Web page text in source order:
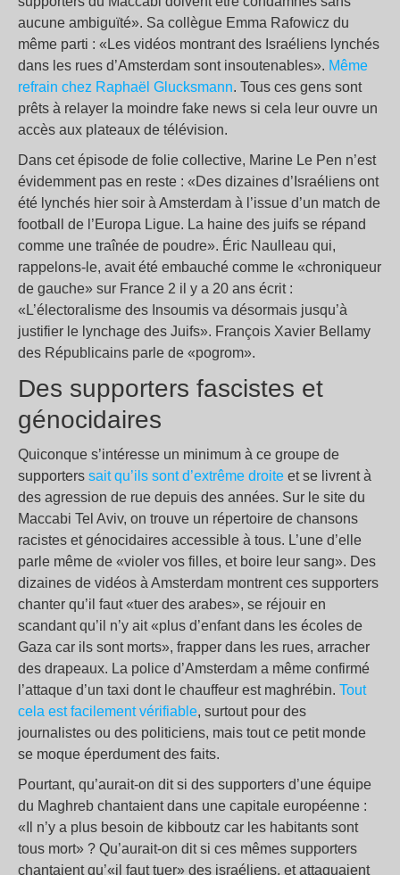
aucune ambiguïté». Sa collègue Emma Rafowicz du
même parti : «Les vidéos montrant des Israéliens lynchés
dans les rues d’Amsterdam sont insoutenables». Même
refrain chez Raphaël Glucksmann. Tous ces gens sont
prêts à relayer la moindre fake news si cela leur ouvre un
accès aux plateaux de télévision.
Dans cet épisode de folie collective, Marine Le Pen n’est
évidemment pas en reste : «Des dizaines d’Israéliens ont
été lynchés hier soir à Amsterdam à l’issue d’un match de
football de l’Europa Ligue. La haine des juifs se répand
comme une traînée de poudre». Éric Naulleau qui,
rappelons-le, avait été embauché comme le «chroniqueur
de gauche» sur France 2 il y a 20 ans écrit :
«L’électoralisme des Insoumis va désormais jusqu’à
justifier le lynchage des Juifs». François Xavier Bellamy
des Républicains parle de «pogrom».
Des supporters fascistes et
génocidaires
Quiconque s’intéresse un minimum à ce groupe de
supporters sait qu’ils sont d’extrême droite et se livrent à
des agression de rue depuis des années. Sur le site du
Maccabi Tel Aviv, on trouve un répertoire de chansons
racistes et génocidaires accessible à tous. L’une d’elle
parle même de «violer vos filles, et boire leur sang». Des
dizaines de vidéos à Amsterdam montrent ces supporters
chanter qu’il faut «tuer des arabes», se réjouir en
scandant qu’il n’y ait «plus d’enfant dans les écoles de
Gaza car ils sont morts», frapper dans les rues, arracher
des drapeaux. La police d’Amsterdam a même confirmé
l’attaque d’un taxi dont le chauffeur est maghrébin. Tout
cela est facilement vérifiable, surtout pour des
journalistes ou des politiciens, mais tout ce petit monde
se moque éperdument des faits.
Pourtant, qu’aurait-on dit si des supporters d’une équipe
du Maghreb chantaient dans une capitale européenne :
«Il n’y a plus besoin de kibboutz car les habitants sont
tous mort» ? Qu’aurait-on dit si ces mêmes supporters
chantaient qu’«il faut tuer» des israéliens, et attaquaient